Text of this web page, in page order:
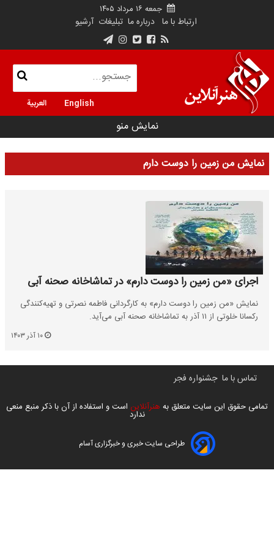
جمعه ۱۶ مرداد ۱۴۰۵
ارتباط با ما درباره ما تبلیغات آرشیو
English العربية
نمایش منو
نمایش من زمین را دوست دارم
اجرای «من زمین را دوست دارم» در تماشاخانه صحنه آبی
نمایش «من زمین را دوست دارم» به کارگردانی فاطمه نصرتی و تهیه‌کنندگی
رکسانا خلوتی از ۱۱ آذر به تماشاخانه صحنه آبی می‌آید.
تماس با ما جشنواره فجر
تمامی حقوق این سایت متعلق به هنرآنلاین است و استفاده از آن با ذکر منبع منعی
ندارد
طراحی سایت خبری و خبرگزاری آسام